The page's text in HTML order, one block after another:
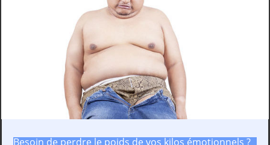
Besoin de perdre le poids de vos kilos émotionnels ?